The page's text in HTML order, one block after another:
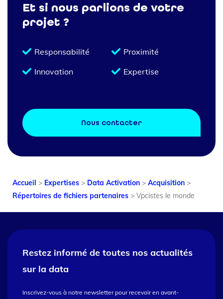
Et si nous parlions de votre
projet ?
Responsabilité
Proximité
Innovation
Expertise
Nous contacter
Accueil > Expertises > Data Activation > Acquisition >
Répertoires de fichiers partenaires > Vpcistes le monde
Restez informé de toutes nos actualités
sur la data
Inscrivez-vous à notre newsletter pour recevoir en avant-